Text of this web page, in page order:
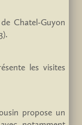
Chatel-Guyon
les visites
propose un